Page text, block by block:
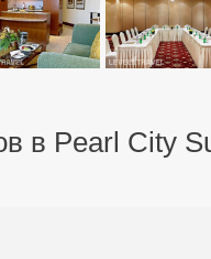
в Pearl City